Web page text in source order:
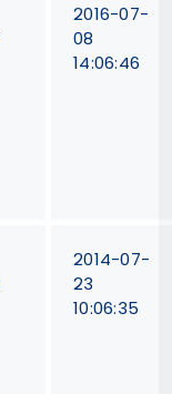
2016-07-
08
14:06:46
2014-07-
23
10:06:35